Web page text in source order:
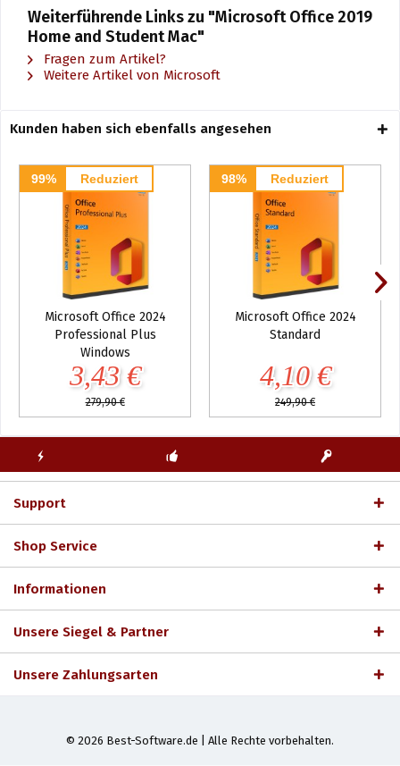
Weiterführende Links zu "Microsoft Office 2019
Home and Student Mac"
Fragen zum Artikel?
Weitere Artikel von Microsoft
Kunden haben sich ebenfalls angesehen
99% Reduziert
Microsoft Office 2024
Professional Plus
Windows
3,43 €
279,90 €
98% Reduziert
Microsoft Office 2024
Standard
4,10 €
249,90 €
KOSTENLOSE
ECHTE
LIZENZSCHLÜSSEL
Support
Shop Service
Informationen
Unsere Siegel & Partner
Unsere Zahlungsarten
© 2026 Best-Software.de | Alle Rechte vorbehalten.